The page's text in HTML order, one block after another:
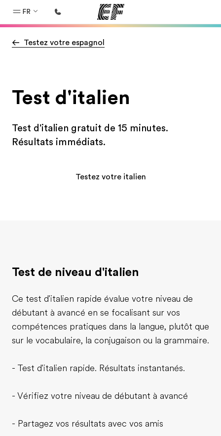
FR
Accueil
Nos offres
Testez votre espagnol
Test d'italien
Test d'italien gratuit de 15 minutes.
Résultats immédiats.
Testez votre italien
Test de niveau d'italien
Ce test d'italien rapide évalue votre niveau de
débutant à avancé en se focalisant sur vos
compétences pratiques dans la langue, plutôt que
sur le vocabulaire, la conjugaison ou la grammaire.
- Test d'italien rapide. Résultats instantanés.
- Vérifiez votre niveau de débutant à avancé
- Partagez vos résultats avec vos amis